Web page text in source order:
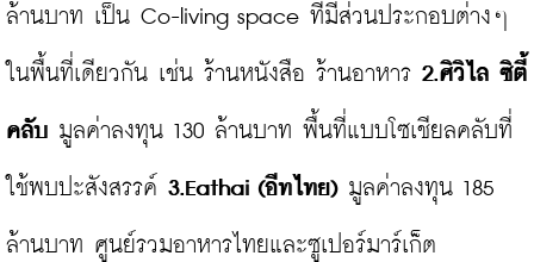
ล้านบาท เป็น Co-living space ที่มีส่วนประกอบต่างๆ
ในพื้นที่เดียวกัน เช่น ร้านหนังสือ ร้านอาหาร 2.ศิวิไล ซิตี้
คลับ มูลค่าลงทุน 130 ล้านบาท พื้นที่แบบโซเชียลคลับที่
ใช้พบปะสังสรรค์ 3.Eathai (อีทไทย) มูลค่าลงทุน 185
ล้านบาท ศูนย์รวมอาหารไทยและซูเปอร์มาร์เก็ต